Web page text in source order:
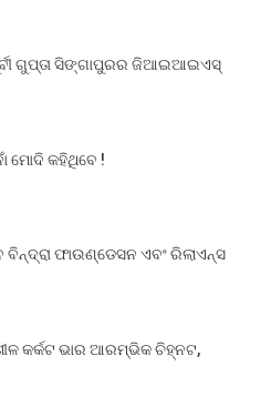
ଗୁପ୍ତା ସିଙ୍ଗାପୁରର ଜିଆଇଆଇଏସ୍
ମୋଦି କହିଥିବେ !
ଫାଉଣ୍ଡେସନ ଏବଂ ରିଲାଏନ୍ସ
କର୍କଟ ଭାର ଆରମ୍ଭିକ ଚିହ୍ନଟ,